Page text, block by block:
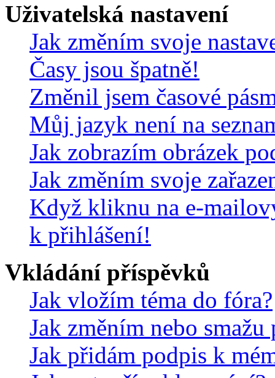
Uživatelská nastavení
Jak změním svoje
Časy jsou špatně!
Změnil jsem časové
Můj jazyk není na
Jak zobrazím obrázek
Jak změním svoje
Když kliknu na e-
k přihlášení!
Vkládání příspěvků
Jak vložím téma do fóra?
Jak změním nebo smažu
Jak přidám podpis k